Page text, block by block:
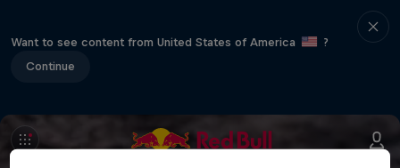
Want to see content from United States of America
?
Continue